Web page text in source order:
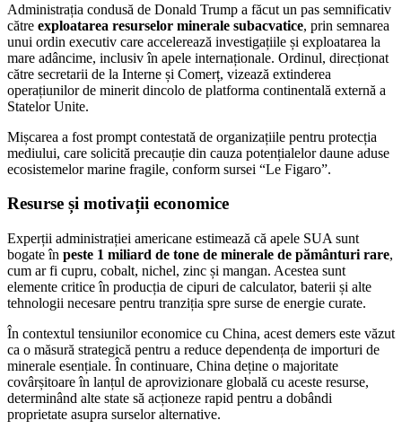
Administrația condusă de Donald Trump a făcut un pas semnificativ
către exploatarea resurselor minerale subacvatice, prin semnarea
unui ordin executiv care accelerează investigațiile și exploatarea la
mare adâncime, inclusiv în apele internaționale. Ordinul, direcționat
către secretarii de la Interne și Comerț, vizează extinderea
operațiunilor de minerit dincolo de platforma continentală externă a
Statelor Unite.
Mișcarea a fost prompt contestată de organizațiile pentru protecția
mediului, care solicită precauție din cauza potențialelor daune aduse
ecosistemelor marine fragile, conform sursei “Le Figaro”.
Resurse și motivații economice
Experții administrației americane estimează că apele SUA sunt
bogate în peste 1 miliard de tone de minerale de pământuri rare,
cum ar fi cupru, cobalt, nichel, zinc și mangan. Acestea sunt
elemente critice în producția de cipuri de calculator, baterii și alte
tehnologii necesare pentru tranziția spre surse de energie curate.
În contextul tensiunilor economice cu China, acest demers este văzut
ca o măsură strategică pentru a reduce dependența de importuri de
minerale esențiale. În continuare, China deține o majoritate
covârșitoare în lanțul de aprovizionare globală cu aceste resurse,
determinând alte state să acționeze rapid pentru a dobândi
proprietate asupra surselor alternative.